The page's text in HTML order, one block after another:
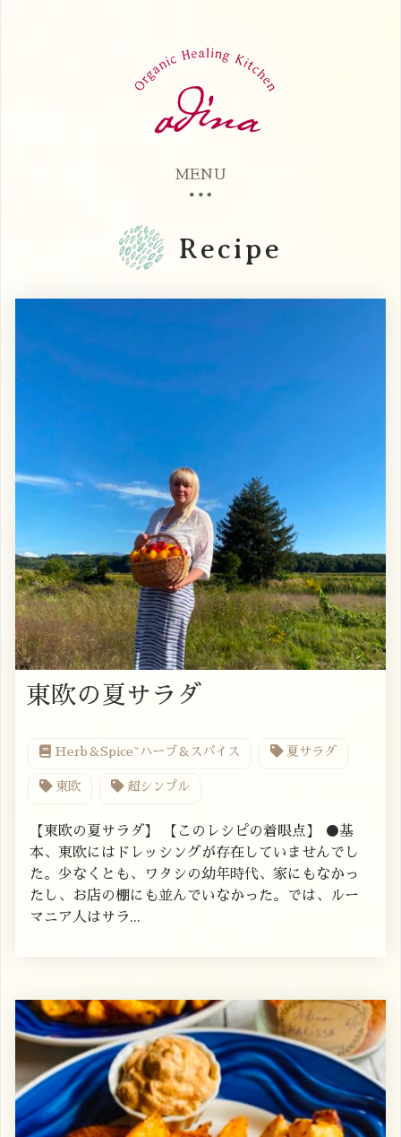
MENU
Recipe
東欧の夏サラダ
Herb＆Spice~ハーブ＆スパイス 夏サラダ
東欧 超シンプル
【東欧の夏サラダ】 【このレシピの着眼点】 ●基
本、東欧にはドレッシングが存在していませんでし
た。少なくとも、ワタシの幼年時代、家にもなかっ
たし、お店の棚にも並んでいなかった。では、ルー
マニア人はサラ...